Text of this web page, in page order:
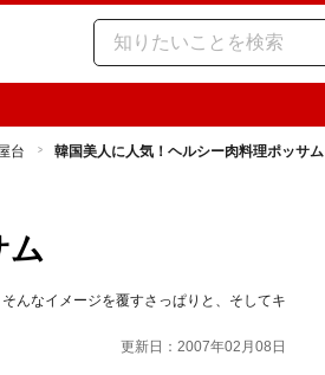
台 韓国美人に人気！ヘルシー肉料理ポッサム
ム
んなイメージを覆すさっぱりと、そしてキ
更新日：2007年02月08日